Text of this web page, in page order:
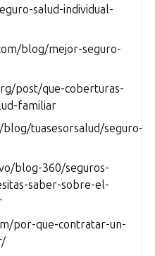
salud-individual-
blog/mejor-seguro-
post/que-coberturas-
familiar
tuasesorsalud/seguro-
blog-360/seguros-
saber-sobre-el-
por-que-contratar-un-